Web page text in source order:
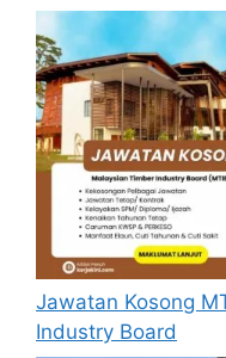
Jawatan Popular :
Baca Juga :
Ambilan
Syarat Asas
Calon
berusia tidak
pada tarikh
pelantikan
Jawatan Kosong
Industry Board